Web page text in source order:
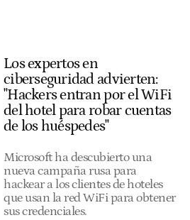
Los expertos en
ciberseguridad advierten:
"Hackers entran por el WiFi
del hotel para robar cuentas
de los huéspedes"
Microsoft ha descubierto una
nueva campaña rusa para
hackear a los clientes de hoteles
que usan la red WiFi para obtener
sus credenciales.